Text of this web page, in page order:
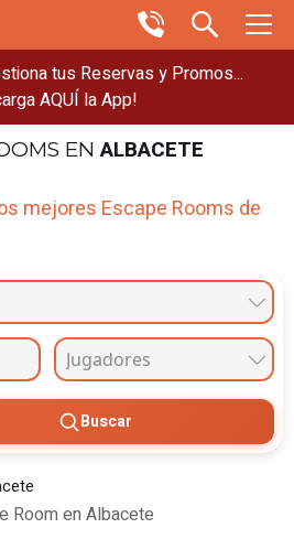
tus Reservas y Promos...
AQUÍ la App!
ENALBACETE
mejores Escape Rooms de
Buscar
Room en Albacete